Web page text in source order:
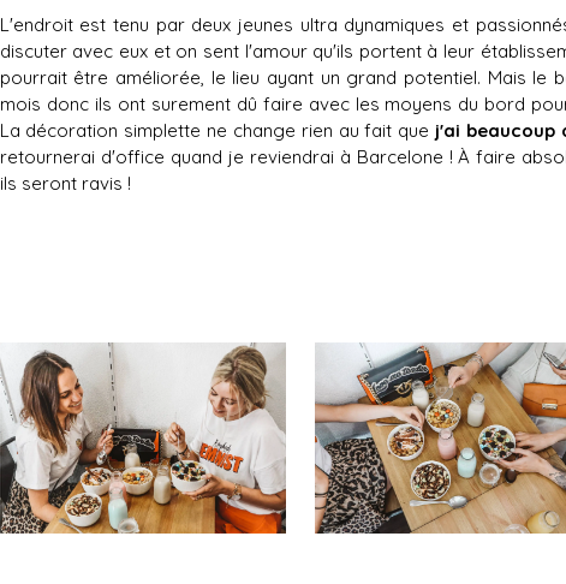
L'endroit est tenu par deux jeunes ultra dynamiques et
discuter avec eux et on sent l'amour qu'ils portent à leur
pourrait être améliorée, le lieu ayant un grand potentiel. Mais le
mois donc ils ont surement dû faire avec les moyens du bord
La décoration simplette ne change rien au fait que j'ai beaucoup
retournerai d'office quand je reviendrai à Barcelone ! À faire
ils seront ravis !